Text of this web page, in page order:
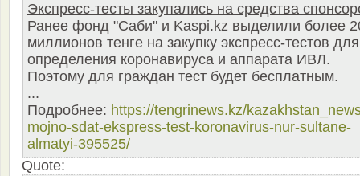
Экспресс-тесты закупались на средства
Ранее фонд "Саби" и Kaspi.kz выделили более
миллионов тенге на закупку экспресс-тестов для
определения коронавируса и аппарата ИВЛ.
Поэтому для граждан тест будет бесплатным.
...
Подробнее: https://tengrinews.kz/
mojno-sdat-ekspress-test-koronavirus-nur-sultane-
almatyi-395525/
Quote: